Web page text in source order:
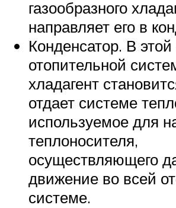
газообразного
направляет его в
Конденсатор. В этой
отопительной
хладагент
отдает системе
используемое для
теплоносителя,
осуществляющего
движение во всей
системе.